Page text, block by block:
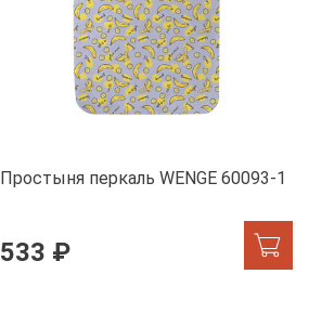
Простыня перкаль WENGE 60093-1
533 ₽